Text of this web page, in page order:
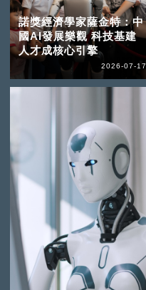
諾獎經濟學家薩金特：中
國AI發展樂觀 科技基建
人才成核心引擎
2026-07-17